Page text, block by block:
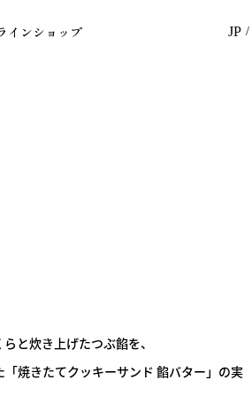
インショップ JP /
と炊き上げたつぶ餡を、
焼きたてクッキーサンド 餡バター」の実